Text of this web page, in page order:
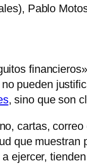
Pablo
pueden
, sino que son
cartas,
que muestran
ejercer,